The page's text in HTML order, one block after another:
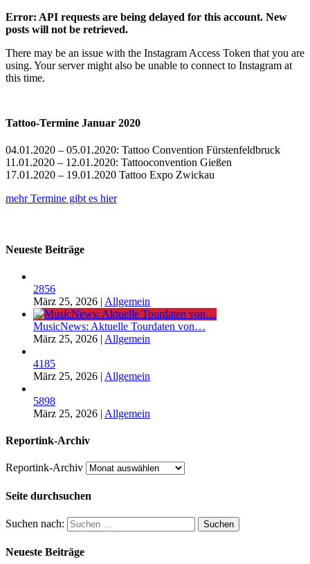
Error: API requests are being delayed for this account. New
posts will not be retrieved.
There may be an issue with the Instagram Access Token that you are
using. Your server might also be unable to connect to Instagram at
this time.
Tattoo-Termine Januar 2020
04.01.2020 – 05.01.2020: Tattoo Convention Fürstenfeldbruck
11.01.2020 – 12.01.2020: Tattooconvention Gießen
17.01.2020 – 19.01.2020 Tattoo Expo Zwickau
mehr Termine gibt es hier
Neueste Beiträge
2856
März 25, 2026 | Allgemein
MusicNews: Aktuelle Tourdaten von…
März 25, 2026 | Allgemein
4185
März 25, 2026 | Allgemein
5898
März 25, 2026 | Allgemein
Reportink-Archiv
Reportink-Archiv
Seite durchsuchen
Suchen nach:
Neueste Beiträge